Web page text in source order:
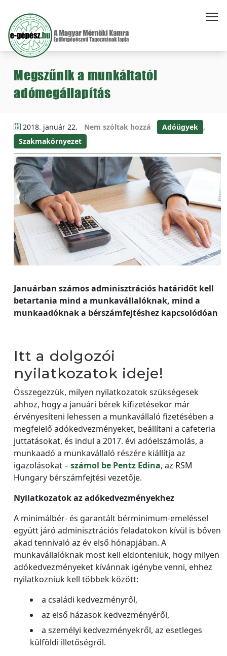
Megszűnik a munkáltatói
adómegállapítás
2018. január 22. Nem szóltak hozzá Adóügyek ,
Szakmakörnyezet
Januárban számos adminisztrációs határidőt kell
betartania mind a munkavállalóknak, mind a
munkaadóknak a bérszámfejtéshez kapcsolódóan
Itt a dolgozói
nyilatkozatok ideje!
Összegezzük, milyen nyilatkozatok szükségesek
ahhoz, hogy a januári bérek kifizetésekor már
érvényesíteni lehessen a munkavállaló fizetésében a
megfelelő adókedvezményeket, beállítani a cafeteria
juttatásokat, és indul a 2017. évi adóelszámolás, a
munkaadó a munkavállaló részére kiállítja az
igazolásokat –számol be Pentz Edina, az RSM
Hungary bérszámfejtési vezetője.
Nyilatkozatok az adókedvezményekhez
A minimálbér- és garantált bérminimum-emeléssel
együtt járó adminisztrációs feladatokon kívül is bőven
akad tennivaló az év első hónapjában. A
munkavállalóknak most kell eldönteniük, hogy milyen
adókedvezményeket kívánnak igénybe venni, ehhez
nyilatkozniuk kell többek között:
a családi kedvezményről,
az első házasok kedvezményéről,
a személyi kedvezményekről, az esetleges
külföldi illetőségről.